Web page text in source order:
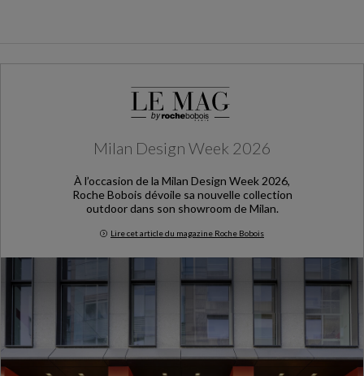
Milan Design Week 2026
À l’occasion de la Milan Design Week 2026,
Roche Bobois dévoile sa nouvelle collection
outdoor dans son showroom de Milan.
Lire cet article du magazine Roche Bobois
Milan Design Week 2026